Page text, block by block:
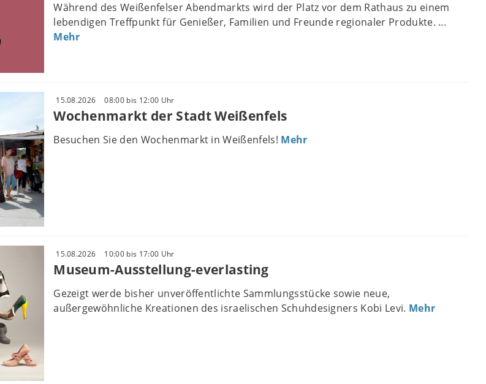
Während des Weißenfelser Abendmarkts wird der Platz vor dem Rathaus zu einem
lebendigen Treffpunkt für Genießer, Familien und Freunde regionaler Produkte. ...
Mehr
15.08.2026 08:00 bis 12:00 Uhr
Wochenmarkt der Stadt Weißenfels
Besuchen Sie den Wochenmarkt in Weißenfels! Mehr
15.08.2026 10:00 bis 17:00 Uhr
Museum-Ausstellung-everlasting
Gezeigt werde bisher unveröffentlichte Sammlungsstücke sowie neue,
außergewöhnliche Kreationen des israelischen Schuhdesigners Kobi Levi. Mehr